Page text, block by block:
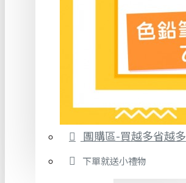
團購區-買越多省越多
下單就送小禮物